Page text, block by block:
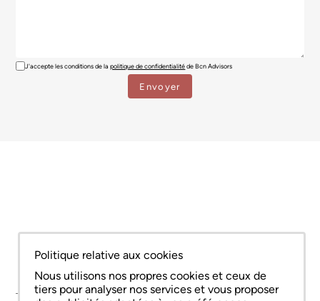
J'accepte les conditions de lapolitique de confidentialitéde Bcn Advisors
Politique relative aux cookies
Nous utilisons nos propres cookies et ceux de
tiers pour analyser nos services et vous proposer